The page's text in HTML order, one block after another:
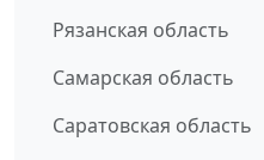
Рязанская область
Самарская область
Саратовская область